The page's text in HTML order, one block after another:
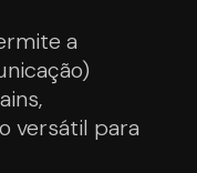
a
versátil para